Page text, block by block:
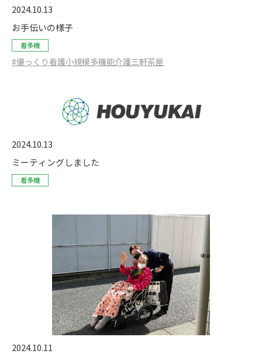
2024.10.13
お手伝いの様子
看多機
#優っくり看護小規模多機能介護三軒茶屋
2024.10.13
ミーティングしました
看多機
2024.10.11